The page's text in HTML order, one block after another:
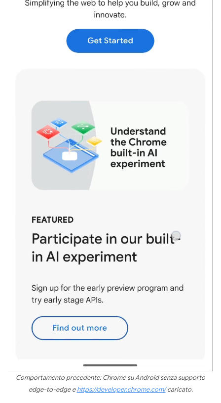
Comportamento precedente: Chrome su Android senza supporto
edge-to-edge ehttps://developer.chrome.com/caricato.